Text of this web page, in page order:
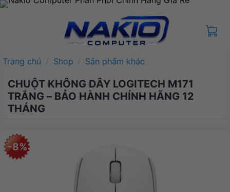
Bỏ
Trang chủ / Shop / Sản phẩm khác
CHUỘT KHÔNG DÂY LOGITECH M171
TRẮNG – BẢO HÀNH CHÍNH HÃNG 12
THÁNG
-8%